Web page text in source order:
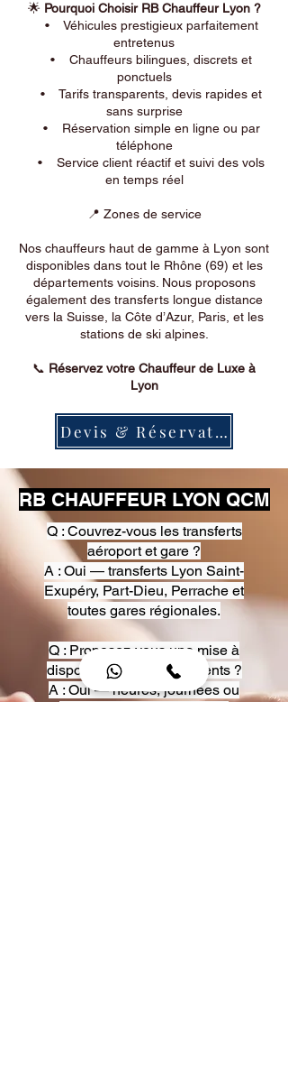
🌟 Pourquoi Choisir RB Chauffeur Lyon ?
• Véhicules prestigieux parfaitement
entretenus
• Chauffeurs bilingues, discrets et
ponctuels
• Tarifs transparents, devis rapides et
sans surprise
• Réservation simple en ligne ou par
téléphone
• Service client réactif et suivi des vols
en temps réel
📍 Zones de service
Nos chauffeurs haut de gamme à Lyon sont
disponibles dans tout le Rhône (69) et les
départements voisins. Nous proposons
également des transferts longue distance
vers la Suisse, la Côte d’Azur, Paris, et les
stations de ski alpines.
📞 Réservez votre Chauffeur de Luxe à
Lyon
Devis & Réservation
RB CHAUFFEUR LYON QCM
Q : Couvrez-vous les transferts
aéroport et gare ?
A : Oui — transferts Lyon Saint-
Exupéry, Part-Dieu, Perrache et
toutes gares régionales.
Q : Proposez-vous une mise à
disposition pour événements ?
A : Oui — heures, journées ou